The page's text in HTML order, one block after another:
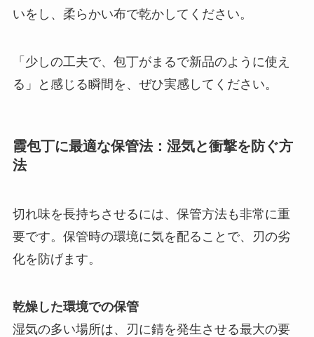
いをし、柔らかい布で乾かしてください。
「少しの工夫で、包丁がまるで新品のように使え
る」と感じる瞬間を、ぜひ実感してください。
霞包丁に最適な保管法：湿気と衝撃を防ぐ方
法
切れ味を長持ちさせるには、保管方法も非常に重
要です。保管時の環境に気を配ることで、刃の劣
化を防げます。
乾燥した環境での保管
湿気の多い場所は、刃に錆を発生させる最大の要